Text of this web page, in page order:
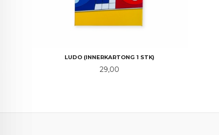
LUDO (INNERKARTONG 1 STK)
Pris
29,00